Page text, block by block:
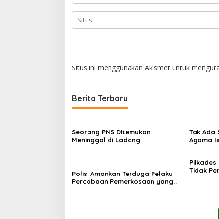
Situs ini menggunakan Akismet untuk
Berita Terbaru
Seorang PNS Ditemukan
Meninggal di Ladang
Tak Ada
Agama
Polisi Amankan Terduga Pelaku
Percobaan Pemerkosaan yang
Pilkades
Tidak